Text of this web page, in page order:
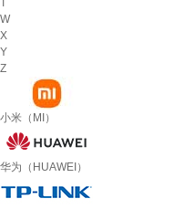
T
W
X
Y
Z
小米（MI）
华为（HUAWEI）